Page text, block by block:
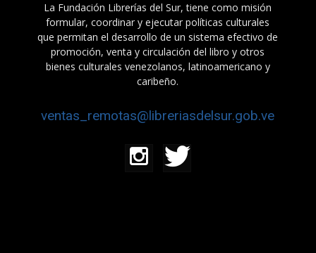
La Fundación Librerías del Sur, tiene como misión
formular, coordinar y ejecutar políticas culturales
que permitan el desarrollo de un sistema efectivo de
promoción, venta y circulación del libro y otros
bienes culturales venezolanos, latinoamericano y
caribeño.
ventas_remotas@libreriasdelsur.gob.ve